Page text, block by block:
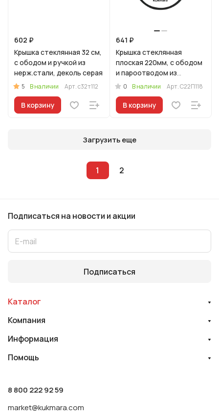
602 ₽
Крышка стеклянная 32 см,
с ободом и ручкой из
нерж.стали, деколь серая
5 В наличии Арт.с32т112
В корзину
641 ₽
Крышка стеклянная
плоская 220мм, с ободом
и пароотводом из
силикона и бакелитовой
ручкой софт-тач цв
0 В наличии Арт.С22П118
В корзину
Загрузить еще
1 2
Подписаться на новости и акции
Подписаться
Каталог
Компания
Информация
Помощь
8 800 222 92 59
market@kukmara.com